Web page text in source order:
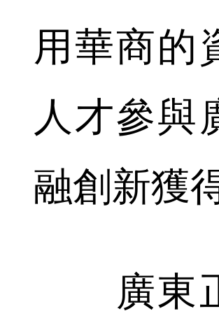
用華商的
人才參與
融創新獲
廣東正